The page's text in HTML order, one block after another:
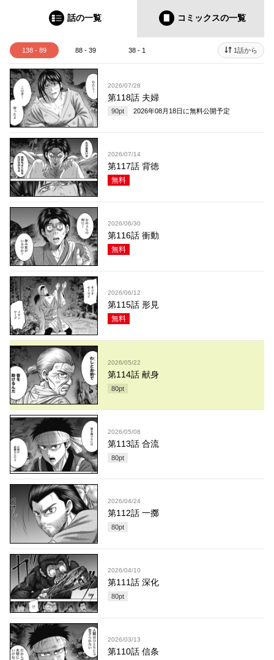
話の一覧 コミックスの一覧
138 - 89 88 - 39 38 - 1 1話から
2026/07/28
第118話 夫婦
90pt 2026年08月18日 に無料公開予定
2026/07/14
第117話 背徳
無料
2026/06/30
第116話 衝動
無料
2026/06/12
第115話 形見
無料
2026/05/22
第114話 献身
80pt
2026/05/08
第113話 合流
80pt
2026/04/24
第112話 一擲
80pt
2026/04/10
第111話 深化
80pt
2026/03/13
第110話 信条